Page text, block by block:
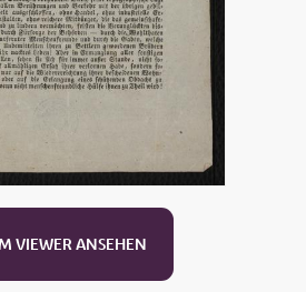
VIEWER ANSEHEN